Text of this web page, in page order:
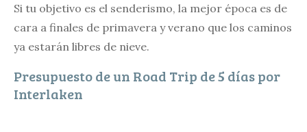
Si tu objetivo es el senderismo, la mejor época es de
cara a finales de primavera y verano que los caminos
ya estarán libres de nieve.
Presupuesto de un Road Trip de 5 días por
Interlaken